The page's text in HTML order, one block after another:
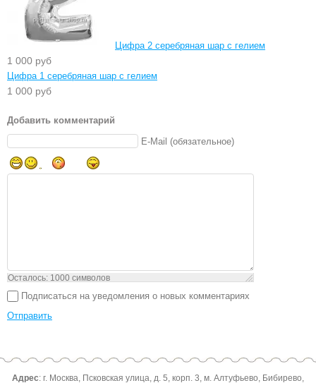
Цифра 2 серебряная шар с гелием
1 000 руб
Цифра 1 серебряная шар с гелием
1 000 руб
Добавить комментарий
E-Mail (обязательное)
Осталось: 1000 символов
Подписаться на уведомления о новых комментариях
Отправить
Адрес: г. Москва, Псковская улица, д. 5, корп. 3, м. Алтуфьево, Бибирево,